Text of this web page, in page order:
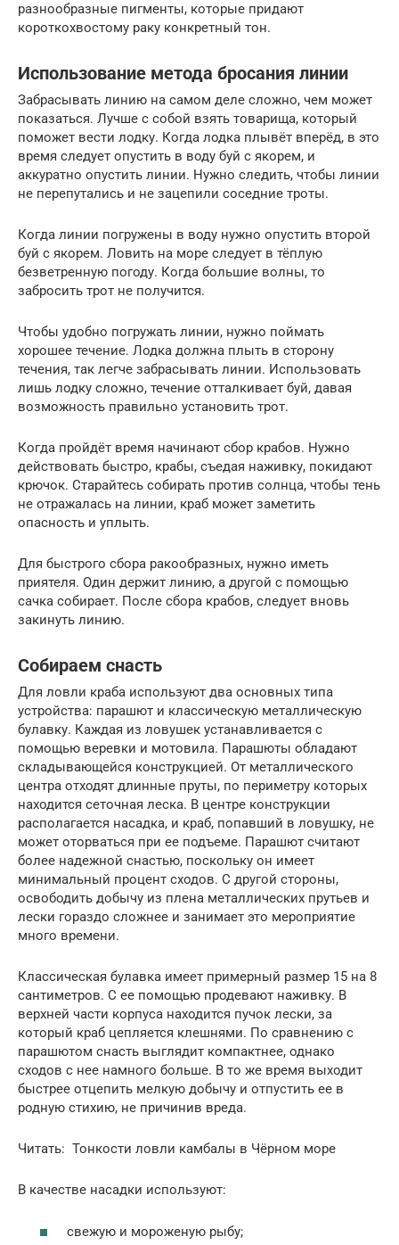
разнообразные пигменты, которые придают
короткохвостому раку конкретный тон.
Использование метода бросания линии
Забрасывать линию на самом деле сложно, чем может
показаться. Лучше с собой взять товарища, который
поможет вести лодку. Когда лодка плывёт вперёд, в это
время следует опустить в воду буй с якорем, и
аккуратно опустить линии. Нужно следить, чтобы линии
не перепутались и не зацепили соседние троты.
Когда линии погружены в воду нужно опустить второй
буй с якорем. Ловить на море следует в тёплую
безветренную погоду. Когда большие волны, то
забросить трот не получится.
Чтобы удобно погружать линии, нужно поймать
хорошее течение. Лодка должна плыть в сторону
течения, так легче забрасывать линии. Использовать
лишь лодку сложно, течение отталкивает буй, давая
возможность правильно установить трот.
Когда пройдёт время начинают сбор крабов. Нужно
действовать быстро, крабы, съедая наживку, покидают
крючок. Старайтесь собирать против солнца, чтобы тень
не отражалась на линии, краб может заметить
опасность и уплыть.
Для быстрого сбора ракообразных, нужно иметь
приятеля. Один держит линию, а другой с помощью
сачка собирает. После сбора крабов, следует вновь
закинуть линию.
Собираем снасть
Для ловли краба используют два основных типа
устройства: парашют и классическую металлическую
булавку. Каждая из ловушек устанавливается с
помощью веревки и мотовила. Парашюты обладают
складывающейся конструкцией. От металлического
центра отходят длинные пруты, по периметру которых
находится сеточная леска. В центре конструкции
располагается насадка, и краб, попавший в ловушку, не
может оторваться при ее подъеме. Парашют считают
более надежной снастью, поскольку он имеет
минимальный процент сходов. С другой стороны,
освободить добычу из плена металлических прутьев и
лески гораздо сложнее и занимает это мероприятие
много времени.
Классическая булавка имеет примерный размер 15 на 8
сантиметров. С ее помощью продевают наживку. В
верхней части корпуса находится пучок лески, за
который краб цепляется клешнями. По сравнению с
парашютом снасть выглядит компактнее, однако
сходов с нее намного больше. В то же время выходит
быстрее отцепить мелкую добычу и отпустить ее в
родную стихию, не причинив вреда.
Читать: Тонкости ловли камбалы в Чёрном море
В качестве насадки используют:
свежую и мороженую рыбу;